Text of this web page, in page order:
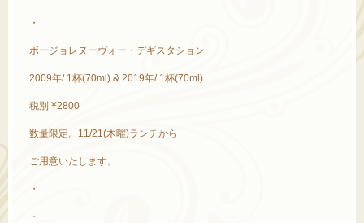
・
ボージョレヌーヴォー・デギスタション
2009年/ 1杯(70ml) & 2019年/ 1杯(70ml)
税別 ¥2800
数量限定。11/21(木曜)ランチから
ご用意いたします。
・
・